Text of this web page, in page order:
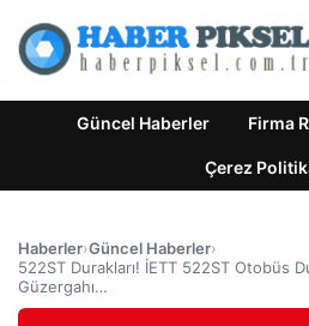
Güncel Haberler Firma
Çerez
Haberler›Güncel Haberler›
522ST Durakları! İETT 522ST Otobüs
Güzergahı…